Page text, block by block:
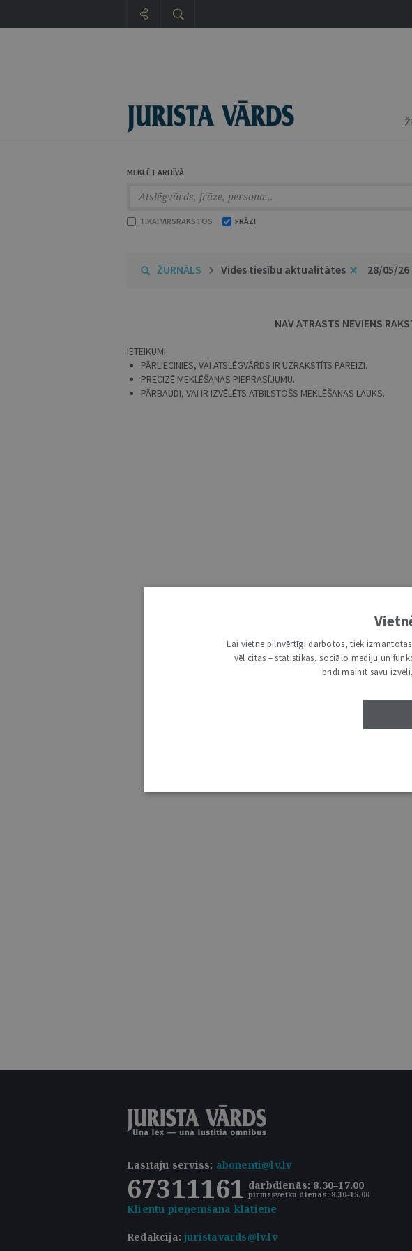
MEKLĒT ARHĪVĀ
TIKAI VIRSRAKSTOS FRĀZI
ŽURNĀLS Vides tiesību aktualitātes 28/05/
NAV ATRASTS NEVIENS
IETEIKUMI:
PĀRLIECINIES, VAI ATSLĒGVĀRDS IR UZRAKSTĪTS PAREIZI.
PRECIZĒ MEKLĒŠANAS PIEPRASĪJUMU.
PĀRBAUDI, VAI IR IZVĒLĒTS ATBILSTOŠS MEKLĒŠANAS LAUKS.
Lasītāju serviss: abonenti@lv.lv
67311161 darbdienās: 8.30–17.00
pirmssvētku dienās: 8.30–15.00
Klientu pieņemšana klātienē
Redakcija:juristavards@lv.lv
Lai vietne pilnvērtīgi darbotos, tiek
vēl citas – statistikas, sociālo mediju un
brīdī mainīt savu